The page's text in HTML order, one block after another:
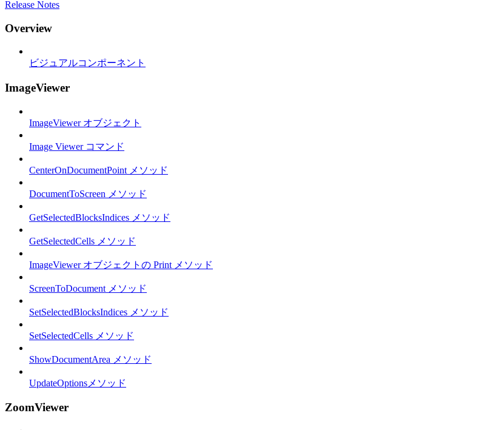
Release Notes
Overview
ビジュアルコンポーネント
ImageViewer
ImageViewer オブジェクト
Image Viewer コマンド
CenterOnDocumentPoint メソッド
DocumentToScreen メソッド
GetSelectedBlocksIndices メソッド
GetSelectedCells メソッド
ImageViewer オブジェクトの Print メソッド
ScreenToDocument メソッド
SetSelectedBlocksIndices メソッド
SetSelectedCells メソッド
ShowDocumentArea メソッド
UpdateOptionsメソッド
ZoomViewer